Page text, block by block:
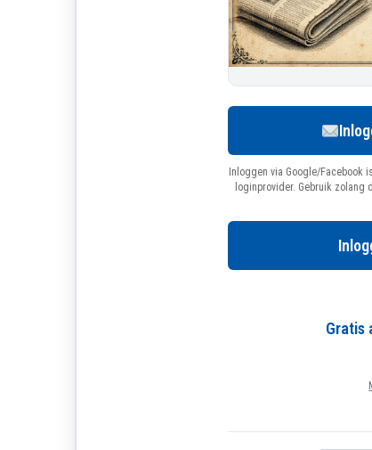
Inloggen via Google/
loginprovider. Gebruik zolang
Gratis